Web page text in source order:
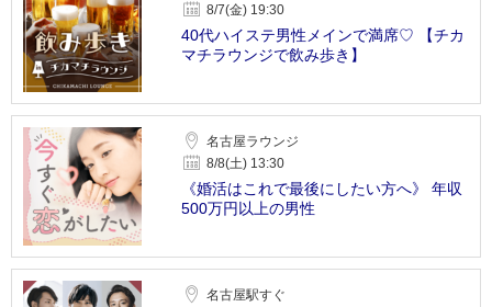
8/7(金) 19:30
40代ハイステ男性メインで満席♡ 【チカ
マチラウンジで飲み歩き】
名古屋ラウンジ
8/8(土) 13:30
《婚活はこれで最後にしたい方へ》 年収
500万円以上の男性
名古屋駅すぐ